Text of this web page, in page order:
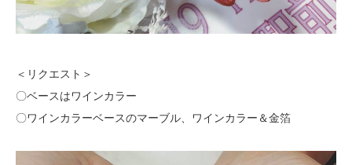
＜リクエスト＞
〇ベースはワインカラー
〇ワインカラーベースのマーブル、ワインカラー＆金箔